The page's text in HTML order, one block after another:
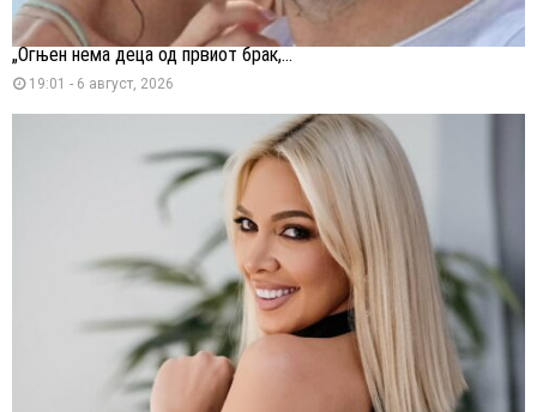
„Огњен нема деца од првиот брак,...
19:01 - 6 август, 2026